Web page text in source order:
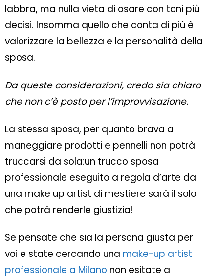
labbra, ma nulla vieta di osare con toni più
decisi. Insomma quello che conta di più è
valorizzare la bellezza e la personalità della
sposa.
Da queste considerazioni, credo sia chiaro
che non c’è posto per l’improvvisazione.
La stessa sposa, per quanto brava a
maneggiare prodotti e pennelli non potrà
truccarsi da sola:un trucco sposa
professionale eseguito a regola d’arte da
una make up artist di mestiere sarà il solo
che potrà renderle giustizia!
Se pensate che sia la persona giusta per
voi e state cercando una make-up artist
professionale a Milano non esitate a